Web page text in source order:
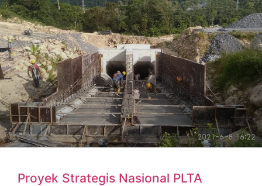
Proyek Strategis Nasional PLTA